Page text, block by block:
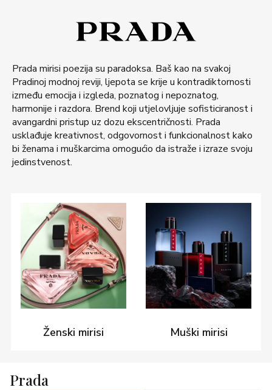
Prada mirisi poezija su paradoksa. Baš kao na svakoj
Pradinoj modnoj reviji, ljepota se krije u kontradiktornosti
između emocija i izgleda, poznatog i nepoznatog,
harmonije i razdora. Brend koji utjelovljuje sofisticiranost i
avangardni pristup uz dozu ekscentričnosti. Prada
usklađuje kreativnost, odgovornost i funkcionalnost kako
bi ženama i muškarcima omogućio da istraže i izraze svoju
jedinstvenost.
Ženski mirisi Muški mirisi
Prada